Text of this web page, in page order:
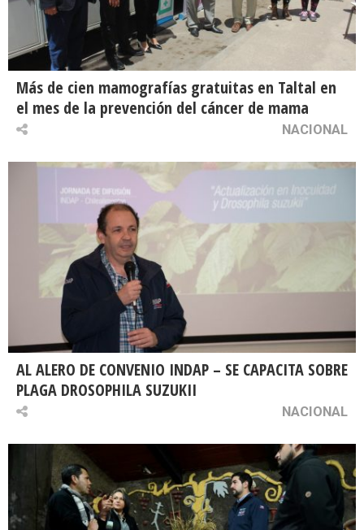
Más de cien mamografías gratuitas en Taltal en
el mes de la prevención del cáncer de mama
NACIONAL
AL ALERO DE CONVENIO INDAP – SE CAPACITA SOBRE
PLAGA DROSOPHILA SUZUKII
NACIONAL